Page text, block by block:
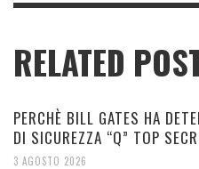
RELATED
PERCHÈ BILL GATES HA
DI SICUREZZA “Q” TOP
3 AGOSTO 2026